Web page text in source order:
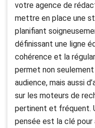
votre agence de
mettre en place une
planifiant
définissant une ligne
cohérence et la
permet non
audience, mais aussi
sur les moteurs de
pertinent et fréquent.
pensée est la clé